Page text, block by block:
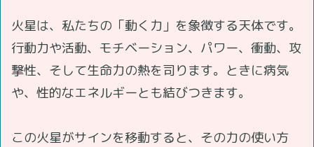
火星は、私たちの「動く力」を象徴する天体です。
行動力や活動、モチベーション、パワー、衝動、攻
撃性、そして生命力の熱を司ります。ときに病気
や、性的なエネルギーとも結びつきます。
この火星がサインを移動すると、その力の使い方